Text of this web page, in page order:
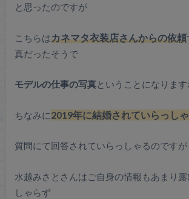
と思ったのですが
こちらはカネマタ衣装店さんからの依頼
真だったそうで
モデルの仕事の写真ということになります
ちなみに2019年に結婚されていらっし
質問にて回答されていらっしゃるのですが
水越みさとさんはご自身の情報もあまり
しゃらず